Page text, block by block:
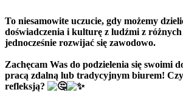
To niesamowite uczucie, gdy możemy
doświadczenia i kulturę z ludźmi z
jednocześnie rozwijać się zawodowo.
Zachęcam Was do podzielenia się swoimi
pracą zdalną lub tradycyjnym biurem! Czy
refleksją?